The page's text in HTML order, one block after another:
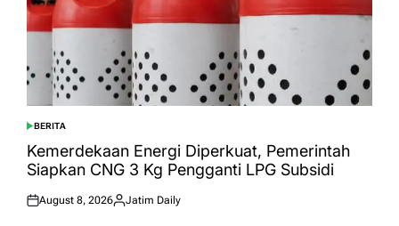
POSTED
IN
BERITA
Kemerdekaan Energi Diperkuat, Pemerintah
Siapkan CNG 3 Kg Pengganti LPG Subsidi
Posted
August 8, 2026
Posted
Jatim Daily